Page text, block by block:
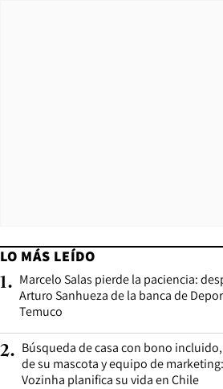
LO MÁS LEÍDO
1. Marcelo Salas pierde la paciencia:
Arturo Sanhueza de la banca de
Temuco
2. Búsqueda de casa con bono
de su mascota y equipo de
Vozinha planifica su vida en Chile